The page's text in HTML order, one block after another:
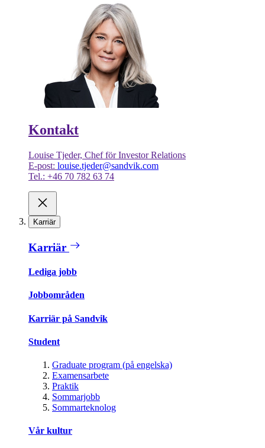
Kontakt
Louise Tjeder, Chef för Investor Relations
E-post: louise.tjeder@sandvik.com
Tel.: +46 70 782 63 74
Karriär
Karriär
Lediga jobb
Jobbområden
Karriär på Sandvik
Student
Graduate program (på engelska)
Examensarbete
Praktik
Sommarjobb
Sommarteknolog
Vår kultur